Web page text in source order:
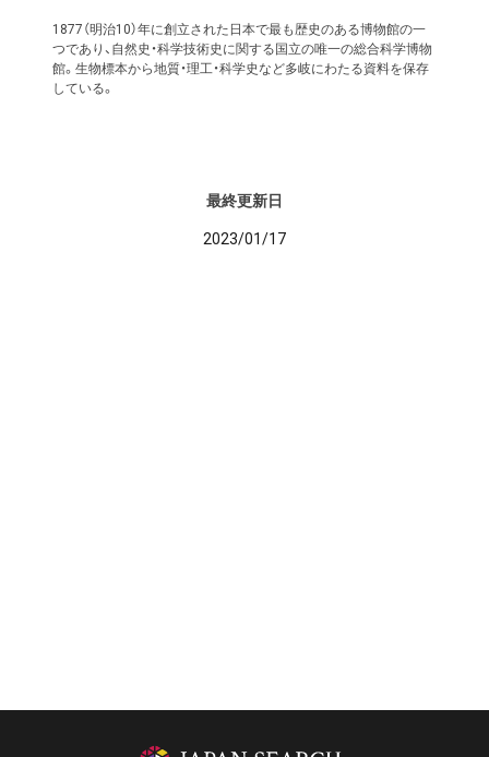
1877（明治10）年に創立された日本で最も歴史のある博物館の一
つであり、自然史・科学技術史に関する国立の唯一の総合科学博物
館。生物標本から地質・理工・科学史など多岐にわたる資料を保存
している。
最終更新日
2023/01/17